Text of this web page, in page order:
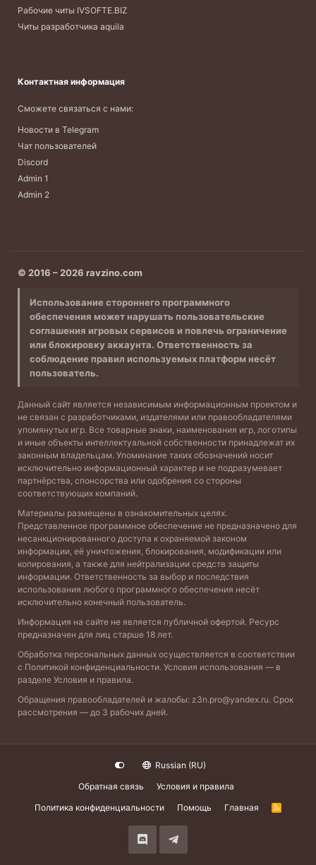
Рабочие читы IVSOFTE.BIZ
Читы разработчика aquila
Контактная информация
Сможете связаться с нами:
Новости в Telegram
Чат пользователей
Discord
Admin 1
Admin 2
© 2016 – 2026 ravzino.com
Использование стороннего программного
обеспечения может нарушать пользовательские
соглашения игровых сервисов и повлечь ограничение
или блокировку аккаунта. Ответственность за
соблюдение правил используемых платформ несёт
пользователь.
Данный сайт является независимым информационным проектом и
не связан с разработчиками, издателями или правообладателями
упомянутых игр. Все товарные знаки, наименования игр, логотипы
и иные объекты интеллектуальной собственности принадлежат их
законным владельцам. Упоминание таких обозначений носит
исключительно информационный характер и не подразумевает
партнёрства, спонсорства или одобрения со стороны
соответствующих компаний.
Материалы размещены в ознакомительных целях.
Представленное программное обеспечение не предназначено для
несанкционированного доступа к охраняемой законом
информации, её уничтожения, блокирования, модификации или
копирования, а также для нейтрализации средств защиты
информации. Ответственность за выбор и последствия
использования любого программного обеспечения несёт
исключительно конечный пользователь.
Информация на сайте не является публичной офертой. Ресурс
предназначен для лиц старше 18 лет.
Обработка персональных данных осуществляется в соответствии
с Политикой конфиденциальности. Условия использования — в
разделе Условия и правила.
Обращения правообладателей и жалобы: z3n.pro@yandex.ru. Срок
рассмотрения — до 3 рабочих дней.
Russian (RU)
Обратная связь
Условия и правила
Политика конфиденциальности
Помощь Главная
R